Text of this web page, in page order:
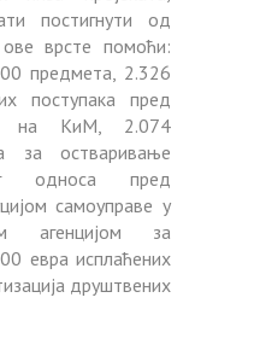
постигнути од
врсте помоћи:
предмета, 2.326
поступака пред
на КиМ, 2.074
за остваривање
односа пред
самоуправе у
агенцијом за
евра исплаћених
друштвених